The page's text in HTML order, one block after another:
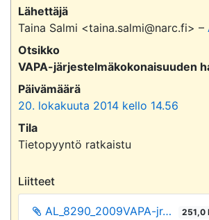
Lähettäjä
Taina Salmi <taina.salmi@narc.fi> –
Otsikko
VAPA-järjestelmäkokonaisuuden
Päivämäärä
20. lokakuuta 2014 kello 14.56
Tila
Tietopyyntö ratkaistu
Liitteet
AL_8290_2009VAPA-jr… 251,0